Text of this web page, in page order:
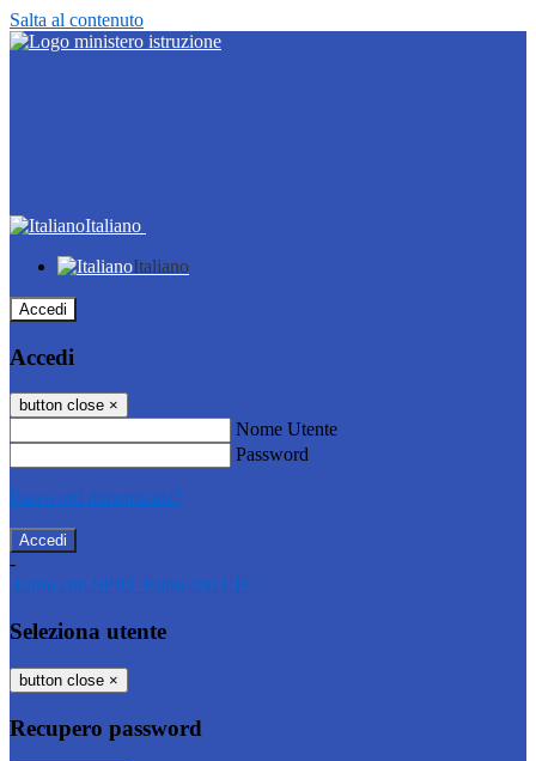
Salta al contenuto
Italiano
Italiano
Accedi
Accedi
button close ×
Nome Utente
Password
Password dimenticata?
-
Entra con SPID Entra con CIE
Seleziona utente
button close ×
Recupero password